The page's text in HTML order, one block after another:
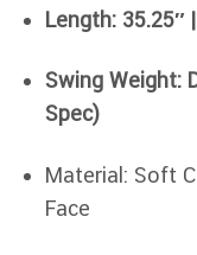
Length: 35.25″
Swing Weight:
Spec)
Material: Soft
Face